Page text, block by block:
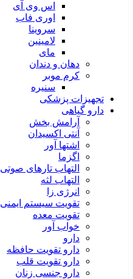
اس وی آی
اوری فاب
سروینا
لامینین
مای
دهان و دندان
کرم موبر
سنیره
تجهیزات پزشکی
دارو گیاهی
آرامش بخش
آنتی اکسیدان
اشتها آور
اگزما
التهاب تارهای صوتی
التهاب لثه
انرژی زا
تقویت سیستم ایمنی
تقویت معده
خواب آور
دارو
دارو تقویت حافظه
دارو تقویت قلب
دارو جنسی زنان